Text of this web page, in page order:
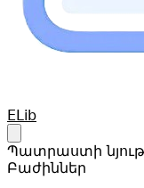
Your Company
ELib
Պատրաստի
Բաժիններ